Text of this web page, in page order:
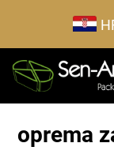
oprema